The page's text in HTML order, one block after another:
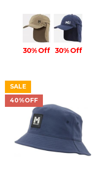
30% Off 30% Off
SALE
40%OFF